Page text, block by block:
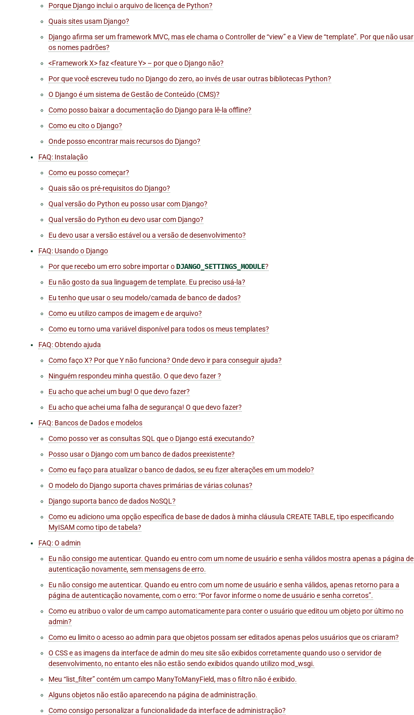
Porque Django inclui o arquivo de licença de Python?
Quais sites usam Django?
Django afirma ser um framework MVC, mas ele chama o Controller de “view” e a View de “template”. Por que não usar
os nomes padrões?
<Framework X> faz <feature Y> – por que o Django não?
Por que você escreveu tudo no Django do zero, ao invés de usar outras bibliotecas Python?
O Django é um sistema de Gestão de Conteúdo (CMS)?
Como posso baixar a documentação do Django para lê-la offline?
Como eu cito o Django?
Onde posso encontrar mais recursos do Django?
FAQ: Instalação
Como eu posso começar?
Quais são os pré-requisitos do Django?
Qual versão do Python eu posso usar com Django?
Qual versão do Python eu devo usar com Django?
Eu devo usar a versão estável ou a versão de desenvolvimento?
FAQ: Usando o Django
Por que recebo um erro sobre importar oDJANGO_SETTINGS_MODULE?
Eu não gosto da sua linguagem de template. Eu preciso usá-la?
Eu tenho que usar o seu modelo/camada de banco de dados?
Como eu utilizo campos de imagem e de arquivo?
Como eu torno uma variável disponível para todos os meus templates?
FAQ: Obtendo ajuda
Como faço X? Por que Y não funciona? Onde devo ir para conseguir ajuda?
Ninguém respondeu minha questão. O que devo fazer ?
Eu acho que achei um bug! O que devo fazer?
Eu acho que achei uma falha de segurança! O que devo fazer?
FAQ: Bancos de Dados e modelos
Como posso ver as consultas SQL que o Django está executando?
Posso usar o Django com um banco de dados preexistente?
Como eu faço para atualizar o banco de dados, se eu fizer alterações em um modelo?
O modelo do Django suporta chaves primárias de várias colunas?
Django suporta banco de dados NoSQL?
Como eu adiciono uma opção específica de base de dados à minha cláusula CREATE TABLE, tipo especificando
MyISAM como tipo de tabela?
FAQ: O admin
Eu não consigo me autenticar. Quando eu entro com um nome de usuário e senha válidos mostra apenas a página de
autenticação novamente, sem mensagens de erro.
Eu não consigo me autenticar. Quando eu entro com um nome de usuário e senha válidos, apenas retorno para a
página de autenticação novamente, com o erro: “Por favor informe o nome de usuário e senha corretos”.
Como eu atribuo o valor de um campo automaticamente para conter o usuário que editou um objeto por último no
admin?
Como eu limito o acesso ao admin para que objetos possam ser editados apenas pelos usuários que os criaram?
O CSS e as imagens da interface de admin do meu site são exibidos corretamente quando uso o servidor de
desenvolvimento, no entanto eles não estão sendo exibidos quando utilizo mod_wsgi.
Meu “list_filter” contém um campo ManyToManyField, mas o filtro não é exibido.
Alguns objetos não estão aparecendo na página de administração.
Como consigo personalizar a funcionalidade da interface de administração?